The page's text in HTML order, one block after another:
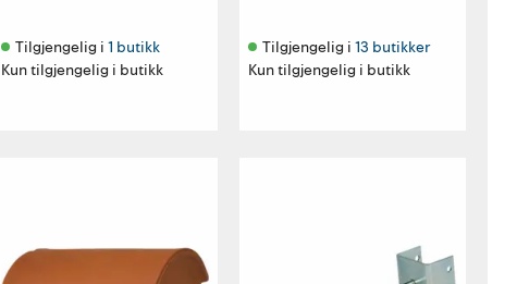
Tilgjengelig i 1 butikk
Kun tilgjengelig i butikk
Tilgjengelig i 13 butikker
Kun tilgjengelig i butikk